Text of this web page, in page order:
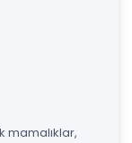
mamalıklar,